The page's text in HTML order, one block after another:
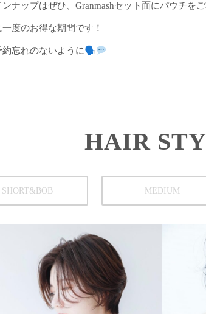
ンナップはぜひ、Granmashセット面にパウチを
一度のお得な期間です！
約忘れのないように🗣︎
HAIR
SHORT&BOB MEDIUM